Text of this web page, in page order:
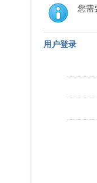
您需
用户登录